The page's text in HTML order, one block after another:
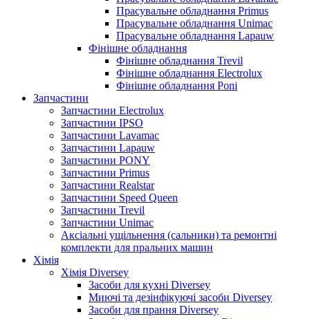
Прасувальне обладнання Primus
Прасувальне обладнання Unimac
Прасувальне обладнання Lapauw
Фінішне обладнання
Фінішне обладнання Trevil
Фінішне обладнання Electrolux
Фінішне обладнання Poni
Запчастини
Запчастини Electrolux
Запчастини IPSO
Запчастини Lavamac
Запчастини Lapauw
Запчастини PONY
Запчастини Primus
Запчастини Realstar
Запчастини Speed Queen
Запчастини Trevil
Запчастини Unimac
Аксіальні ущільнення (сальники) та ремонтні
комплекти для пральних машин
Хімія
Хімія Diversey
Засоби для кухні Diversey
Миючі та дезінфікуючі засоби Diversey
Засоби для прання Diversey